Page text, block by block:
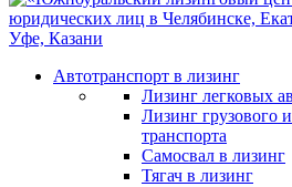
Автотранспорт в лизинг
Лизинг легковых
Лизинг грузового
транспорта
Самосвал в лизинг
Тягач в лизинг